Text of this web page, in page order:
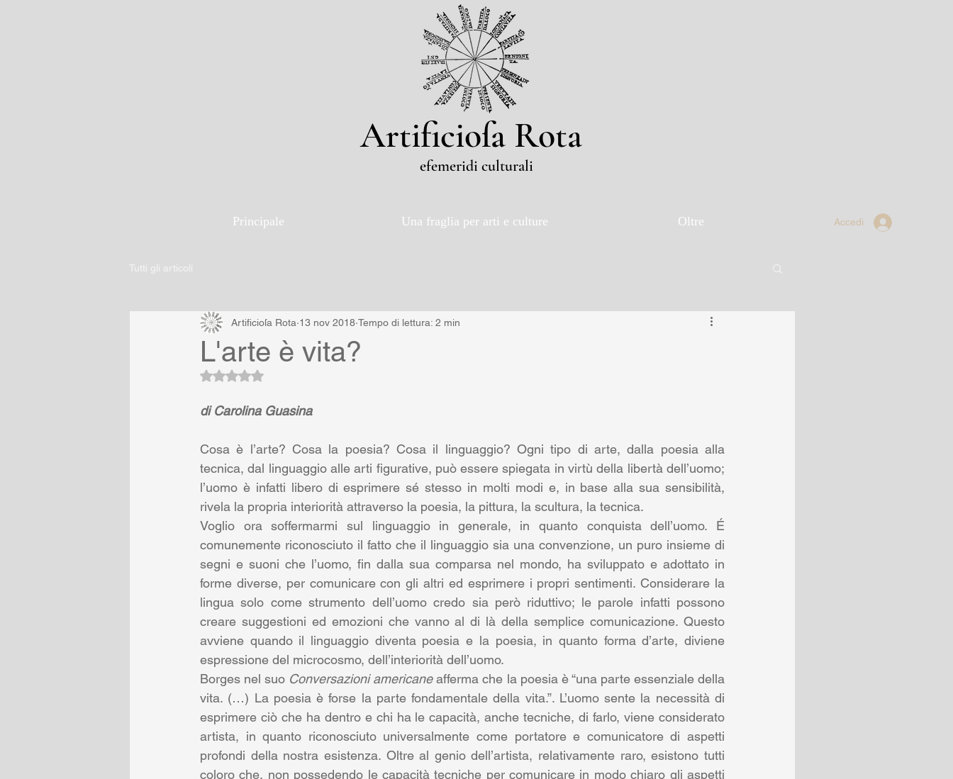
efemeridi culturali
Artificioſa Rota
Principale Una fraglia per arti e culture Oltre Accedi
Tutti gli articoli
L'arte è vita?
Artificioſa Rota 13 nov 2018 Tempo di lettura: 2 min
Valutazione NaN stelle su 5.
di Carolina Guasina
Cosa è l’arte? Cosa la poesia? Cosa il linguaggio? Ogni tipo di arte, dalla poesia alla
tecnica, dal linguaggio alle arti figurative, può essere spiegata in virtù della libertà dell’uomo;
l’uomo è infatti libero di esprimere sé stesso in molti modi e, in base alla sua sensibilità,
rivela la propria interiorità attraverso la poesia, la pittura, la scultura, la tecnica.
Voglio ora soffermarmi sul linguaggio in generale, in quanto conquista dell’uomo. É
comunemente riconosciuto il fatto che il linguaggio sia una convenzione, un puro insieme di
segni e suoni che l’uomo, fin dalla sua comparsa nel mondo, ha sviluppato e adottato in
forme diverse, per comunicare con gli altri ed esprimere i propri sentimenti. Considerare la
lingua solo come strumento dell’uomo credo sia però riduttivo; le parole infatti possono
creare suggestioni ed emozioni che vanno al di là della semplice comunicazione. Questo
avviene quando il linguaggio diventa poesia e la poesia, in quanto forma d’arte, diviene
espressione del microcosmo, dell’interiorità dell’uomo.
Borges nel suo Conversazioni americane afferma che la poesia è “una parte essenziale della
vita. (…) La poesia è forse la parte fondamentale della vita.”. L’uomo sente la necessità di
esprimere ciò che ha dentro e chi ha le capacità, anche tecniche, di farlo, viene considerato
artista, in quanto riconosciuto universalmente come portatore e comunicatore di aspetti
profondi della nostra esistenza. Oltre al genio dell’artista, relativamente raro, esistono tutti
coloro che, non possedendo le capacità tecniche per comunicare in modo chiaro gli aspetti